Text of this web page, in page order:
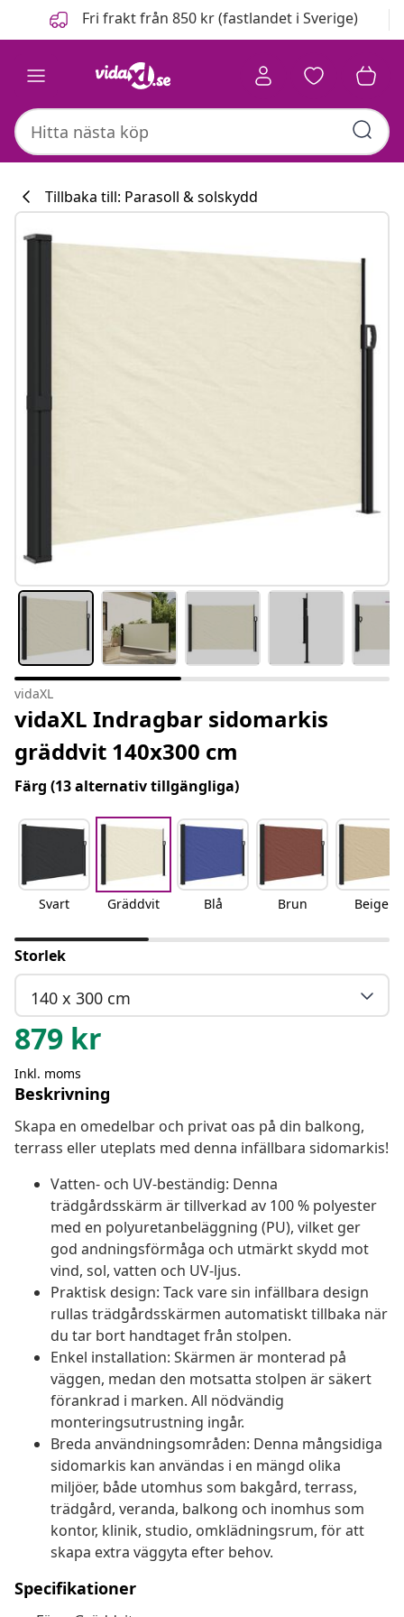
FöregåendeFri frakt från 850 kr (fastlandet i Sverige)
Tillbaka till: Parasoll & solskydd
vidaXL
vidaXL Indragbar sidomarkis
gräddvit 140x300 cm
Färg (13 alternativ tillgängliga)
Svart Gräddvit Blå Brun Beige
Storlek
140 x 300 cm
879 kr
Inkl. moms
Beskrivning
Skapa en omedelbar och privat oas på din balkong,
terrass eller uteplats med denna infällbara sidomarkis!
Vatten- och UV-beständig: Denna
trädgårdsskärm är tillverkad av 100 % polyester
med en polyuretanbeläggning (PU), vilket ger
god andningsförmåga och utmärkt skydd mot
vind, sol, vatten och UV-ljus.
Praktisk design: Tack vare sin infällbara design
rullas trädgårdsskärmen automatiskt tillbaka när
du tar bort handtaget från stolpen.
Enkel installation: Skärmen är monterad på
väggen, medan den motsatta stolpen är säkert
förankrad i marken. All nödvändig
monteringsutrustning ingår.
Breda användningsområden: Denna mångsidiga
sidomarkis kan användas i en mängd olika
miljöer, både utomhus som bakgård, terrass,
trädgård, veranda, balkong och inomhus som
kontor, klinik, studio, omklädningsrum, för att
skapa extra väggyta efter behov.
Specifikationer